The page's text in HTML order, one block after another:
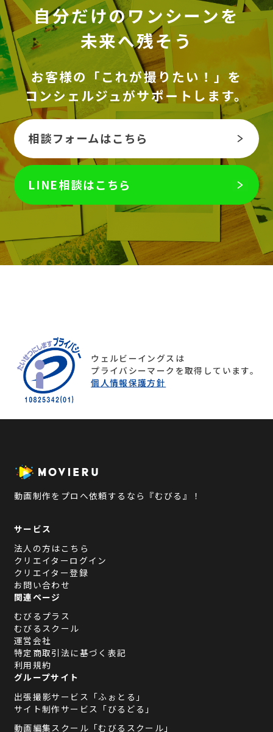
自分だけのワンシーンを
未来へ残そう
お客様の「これが撮りたい！」を
コンシェルジュがサポートします。
相談フォームはこちら
LINE相談はこちら
ウェルビーイングスは
プライバシーマークを取得しています。
個人情報保護方針
動画制作をプロへ依頼するなら『むびる』！
サービス
法人の方はこちら
クリエイターログイン
クリエイター登録
お問い合わせ
関連ページ
むびるプラス
むびるスクール
運営会社
特定商取引法に基づく表記
利用規約
グループサイト
出張撮影サービス「ふぉとる」
サイト制作サービス「びるどる」
動画編集スクール「むびるスクール」